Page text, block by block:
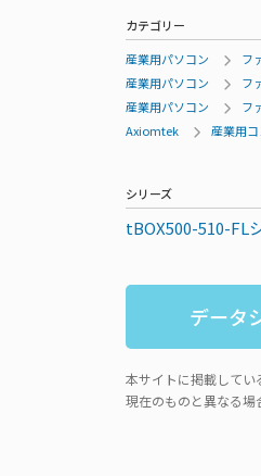
カテゴリー
産業用パソコン
フ
産業用パソコン
フ
産業用パソコン
フ
Axiomtek
産業用
シリーズ
tBOX500-510-FL
データ
本サイトに掲載してい
現在のものと異なる場